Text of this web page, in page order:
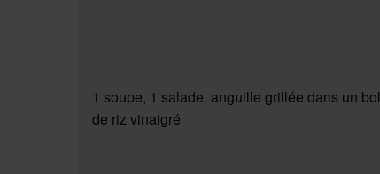
1 soupe, 1 salade, anguille grillée dans un bol
de riz vinaigré